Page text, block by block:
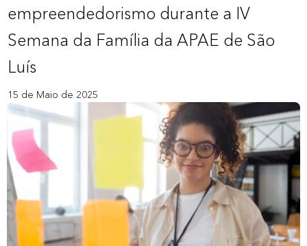
empreendedorismo durante a IV
Semana da Família da APAE de São
Luís
15 de Maio de 2025